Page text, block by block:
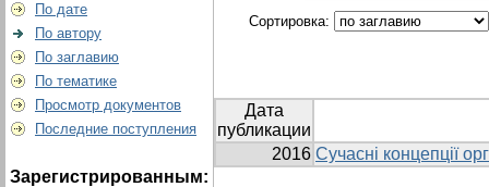
По дате
По автору
По заглавию
По тематике
Просмотр документов
Последние поступления
Зарегистрированным:
Сортировка:
Дата
публикации
2016 Сучасні концепції